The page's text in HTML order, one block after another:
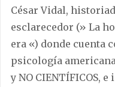
César Vidal,
esclarecedor (» La
era «) donde cuenta
psicología
y NO CIENTÍFICOS,